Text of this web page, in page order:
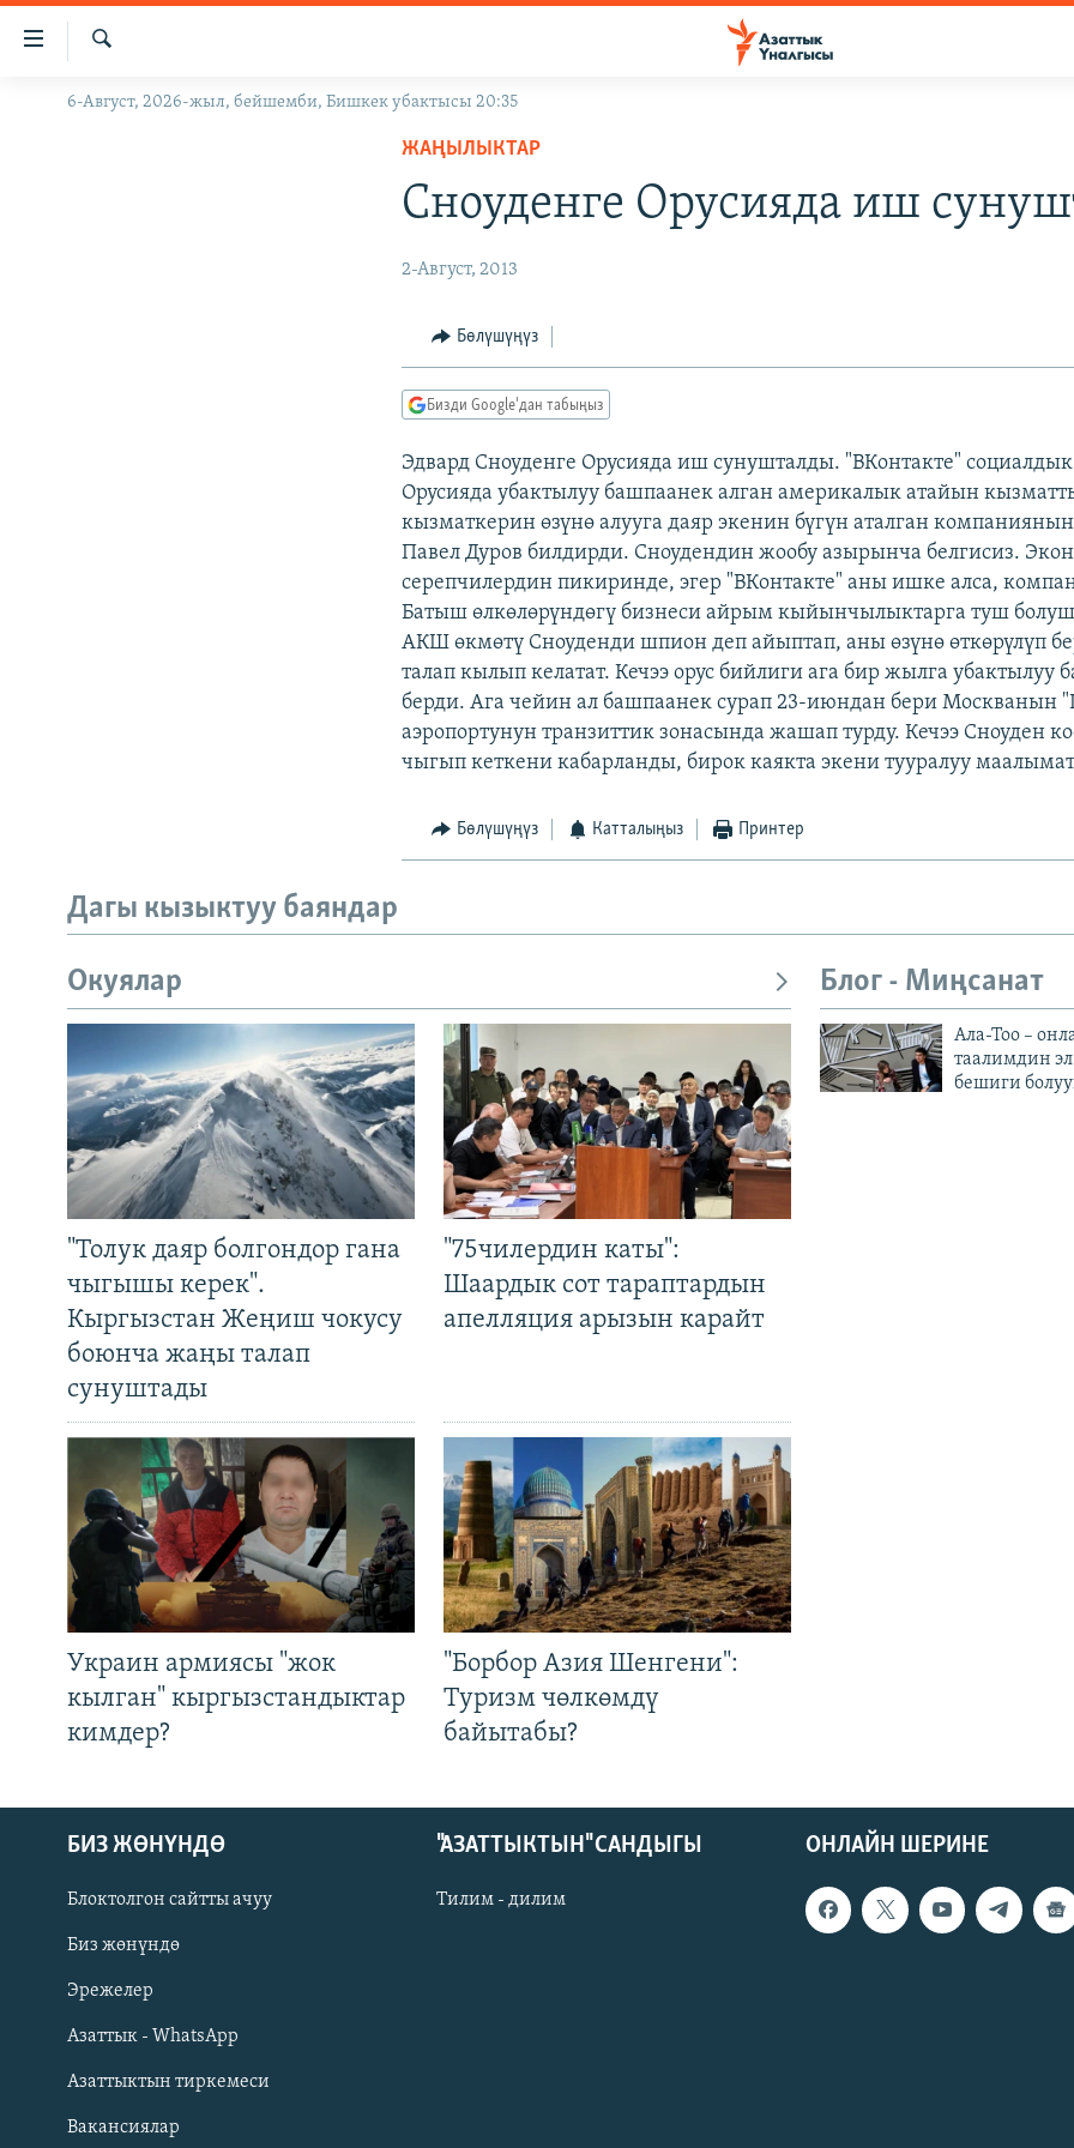
Линктер
Мазмунга
Навигацияга
ЖАҢЫЛЫКТАР
Русский
ОНЛАЙН ШЕРИНЕ
Издөө
6-Август, 2026-жыл, бейшемби, Бишкек убактысы 20:35
ЖАҢЫЛЫКТАР
Сноуденге Орусияда иш
2-Август, 2013
Бөлүшүңүз
Бизди Google'дан табыңыз
Эдвард Сноуденге Орусияда иш сунушталды. "ВКонтакте"
Орусияда убактылуу башпаанек алган америкалык атайын
кызматкерин өзүнө алууга даяр экенин бүгүн аталган
Павел Дуров билдирди. Сноудендин жообу азырынча белгисиз.
серепчилердин пикиринде, эгер "ВКонтакте" аны ишке алса,
Батыш өлкөлөрүндөгү бизнеси айрым кыйынчылыктарга туш
АКШ өкмөтү Сноуденди шпион деп айыптап, аны өзүнө өткөрүлүп
талап кылып келатат. Кечээ орус бийлиги ага бир жылга убактылуу
берди. Ага чейин ал башпаанек сурап 23-июндан бери Москванын
аэропортунун транзиттик зонасында жашап турду. Кечээ Сноуден
чыгып кеткени кабарланды, бирок каякта экени тууралуу
Бөлүшүңүз Катталыңыз Принтер
Дагы кызыктуу баяндар
Окуялар
"Толук даяр болгондор гана
чыгышы керек".
Кыргызстан Жеңиш чокусу
боюнча жаңы талап
сунуштады
"75чилердин каты":
Шаардык сот тараптардын
апелляция арызын карайт
Украин армиясы "жок
кылган" кыргызстандыктар
кимдер?
"Борбор Азия Шенгени":
Туризм чөлкөмдү
байытабы?
Блог - Миңсанат
Ала-Тоо –
таалимдин
бешиги
ОНЛАЙН ШЕРИНЕ
БИЗ ЖӨНҮНДӨ
Блоктолгон сайтты ачуу
Биз жөнүндө
Эрежелер
Азаттык - WhatsApp
Азаттыктын тиркемеси
Вакансиялар
"АЗАТТЫКТЫН" САНДЫГЫ
Тилим - дилим